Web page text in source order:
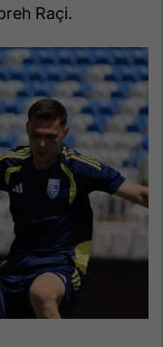
Raçi.